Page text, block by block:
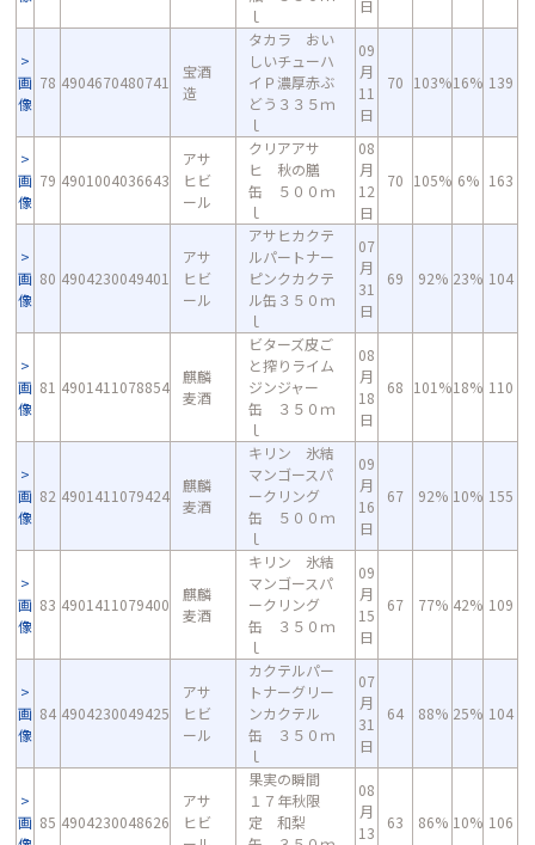
ｌ
日
画
像
78 4904670480741
宝酒
造
タカラ おい
しいチューハ
イＰ濃厚赤ぶ
どう３３５ｍ
ｌ
09
月
11
日
70 103%16% 139
画
像
79 4901004036643
アサ
ヒビ
ール
クリアアサ
ヒ 秋の膳
缶 ５００ｍ
ｌ
08
月
12
日
70 105% 6% 163
画
像
80 4904230049401
アサ
ヒビ
ール
アサヒカクテ
ルパートナー
ピンクカクテ
ル缶３５０ｍ
ｌ
07
月
31
日
69 92% 23% 104
画
像
81 4901411078854
麒麟
麦酒
ビターズ皮ご
と搾りライム
ジンジャー
缶 ３５０ｍ
ｌ
08
月
18
日
68 101%18% 110
画
像
82 4901411079424
麒麟
麦酒
キリン 氷結
マンゴースパ
ークリング
缶 ５００ｍ
ｌ
09
月
16
日
67 92% 10% 155
画
像
83 4901411079400
麒麟
麦酒
キリン 氷結
マンゴースパ
ークリング
缶 ３５０ｍ
ｌ
09
月
15
日
67 77% 42% 109
画
像
84 4904230049425
アサ
ヒビ
ール
カクテルパー
トナーグリー
ンカクテル
缶 ３５０ｍ
ｌ
07
月
31
日
64 88% 25% 104
画 85 4904230048626
アサ
ヒビ
果実の瞬間
１７年秋限
定 和梨
08
月
13
63 86% 10% 106